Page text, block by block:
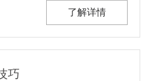
部件，从而使其在特定的材料上
了解详情
巧